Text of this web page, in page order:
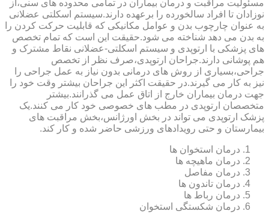
مسئولیت مراقبت و درمان بیماران در تمامی محدوده های سنی،از
نوزادان تا افراد سالخورده را برعهده دارند.سیستم اسکلتی عضلانی
به عنوان چارچوب بدن و عوامل مکانیکی که قابلیت حرکت کردن را
به بدن می دهد شناخته می شود.حقیقت این است که تمام تخصص
های پزشکی با ارتوپدی و سیستم اسکلتی-عضلانی نقاط مشترک و
هم پوشانی دارند.جراحان ارتوپدی،صرف نظر از تخصص
جراحی،بسیاری از روش های درمانی بدون نیاز به عمل جراحی را
نیز به کار می گیرند.در حقیقت اکثر این جراحان بیشتر وقت خود را
جهت درمان بیماران خارج از اتاق عمل می گذرانند.بیشتر
متخصصان ارتوپدی در مطب های خصوصی خود کار می کنند.یک
پزشک ارتوپدی می تواند در بخش اورژانس،بخش مراقبت های
بیمارستان و حتی رویدادهای ورزشی حاضر شده و کار کند.
درمان استخوان ها
درمان ماهیچه ها
درمان مفاصل
درمان تاندون ها
درمان رباط ها
درمان شکستگی استخوان